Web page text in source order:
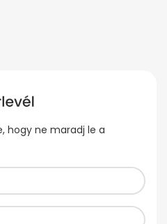
hogy ne maradj le a